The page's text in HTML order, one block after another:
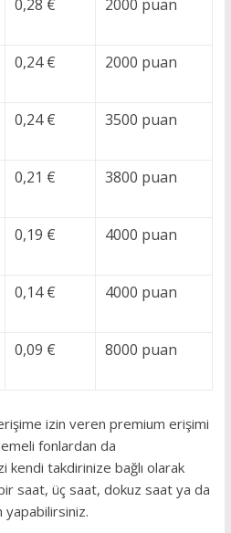
0,28 € 2000 puan
0,24 € 2000 puan
0,24 € 3500 puan
0,21 € 3800 puan
0,19 € 4000 puan
0,14 € 4000 puan
0,09 € 8000 puan
izin veren premium erişimi
fonlardan da
kendi takdirinize bağlı olarak
saat, üç saat, dokuz saat ya da